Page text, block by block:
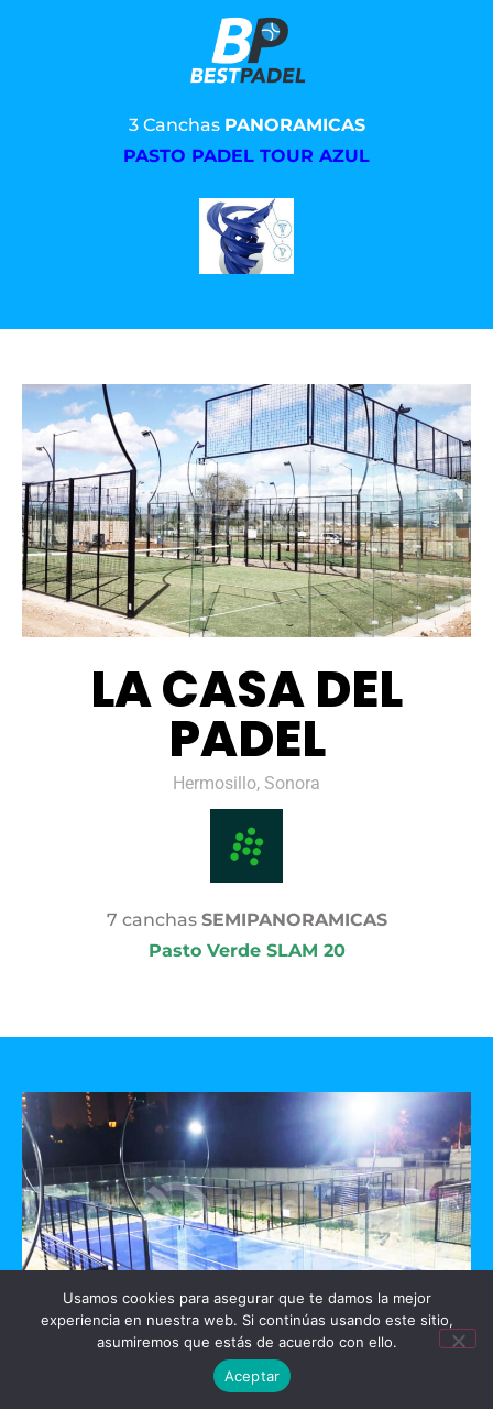
3 Canchas PANORAMICAS
PASTO PADEL TOUR AZUL
LA CASA DEL
PADEL
Hermosillo, Sonora
7 canchas SEMIPANORAMICAS
Pasto Verde SLAM 20
Usamos cookies para asegurar que te damos la mejor
experiencia en nuestra web. Si continúas usando este sitio,
asumiremos que estás de acuerdo con ello.
Aceptar